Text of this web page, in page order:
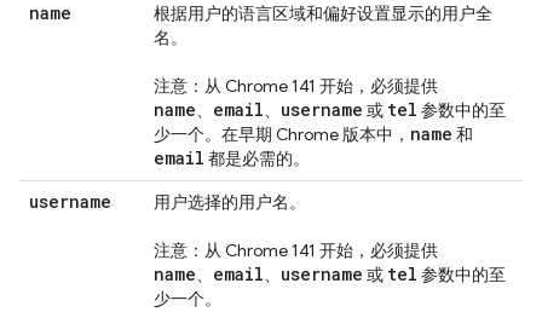
name
根据用户的语言区域和偏好设置显示的用户全
名。
注意：从 Chrome 141 开始，必须提供
name、 email、 username 或 tel 参数中的至
少一个。在早期 Chrome 版本中， name 和
email 都是必需的。
username 用户选择的用户名。
注意：从 Chrome 141 开始，必须提供
name、 email、 username 或 tel 参数中的至
少一个。